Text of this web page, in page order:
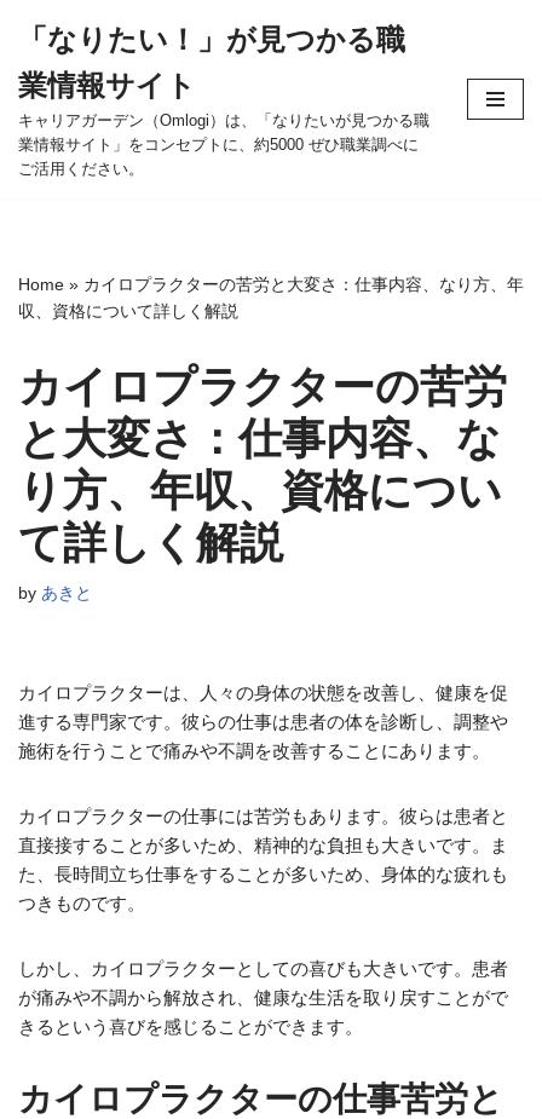
ン
テ
ン
ツ
ッ
プ
「なりたい！」が見つかる職
業情報サイト
キャリアガーデン（Omlogi）は、「なりたいが見つかる職
業情報サイト」をコンセプトに、約5000 ぜひ職業調べに
ご活用ください。
Home » カイロプラクターの苦労と大変さ：仕事内容、なり方、年
収、資格について詳しく解説
カイロプラクターの苦労
と大変さ：仕事内容、な
り方、年収、資格につい
て詳しく解説
by あきと
カイロプラクターは、人々の身体の状態を改善し、健康を促
進する専門家です。彼らの仕事は患者の体を診断し、調整や
施術を行うことで痛みや不調を改善することにあります。
カイロプラクターの仕事には苦労もあります。彼らは患者と
直接接することが多いため、精神的な負担も大きいです。ま
た、長時間立ち仕事をすることが多いため、身体的な疲れも
つきものです。
しかし、カイロプラクターとしての喜びも大きいです。患者
が痛みや不調から解放され、健康な生活を取り戻すことがで
きるという喜びを感じることができます。
カイロプラクターの仕事苦労と